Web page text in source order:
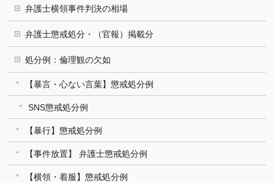
弁護士横領事件判決の相場
弁護士懲戒処分・（官報）掲載分
処分例：倫理観の欠如
【暴言・心ない言葉】懲戒処分例
SNS懲戒処分例
【暴行】懲戒処分例
【事件放置】 弁護士懲戒処分例
【横領・着服】懲戒処分例